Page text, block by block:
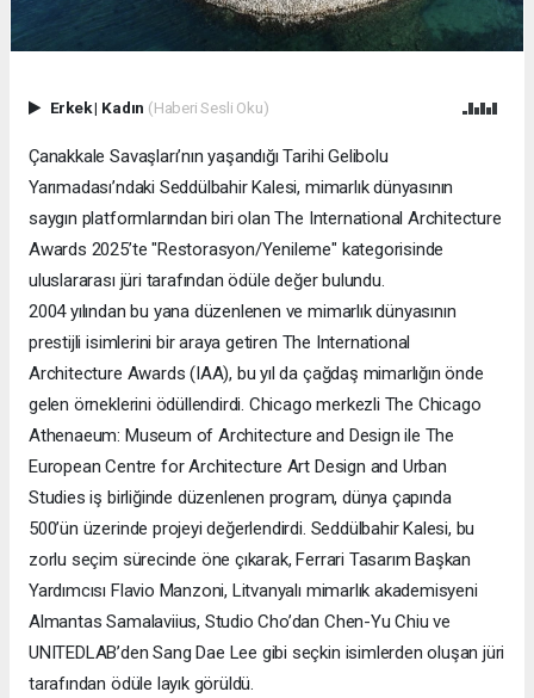
Erkek| Kadın (Haberi Sesli Oku)
Çanakkale Savaşları’nın yaşandığı Tarihi Gelibolu
Yarımadası’ndaki Seddülbahir Kalesi, mimarlık dünyasının
saygın platformlarından biri olan The International Architecture
Awards 2025’te "Restorasyon/Yenileme" kategorisinde
uluslararası jüri tarafından ödüle değer bulundu.
2004 yılından bu yana düzenlenen ve mimarlık dünyasının
prestijli isimlerini bir araya getiren The International
Architecture Awards (IAA), bu yıl da çağdaş mimarlığın önde
gelen örneklerini ödüllendirdi. Chicago merkezli The Chicago
Athenaeum: Museum of Architecture and Design ile The
European Centre for Architecture Art Design and Urban
Studies iş birliğinde düzenlenen program, dünya çapında
500’ün üzerinde projeyi değerlendirdi. Seddülbahir Kalesi, bu
zorlu seçim sürecinde öne çıkarak, Ferrari Tasarım Başkan
Yardımcısı Flavio Manzoni, Litvanyalı mimarlık akademisyeni
Almantas Samalaviius, Studio Cho’dan Chen-Yu Chiu ve
UNITEDLAB’den Sang Dae Lee gibi seçkin isimlerden oluşan jüri
tarafından ödüle layık görüldü.